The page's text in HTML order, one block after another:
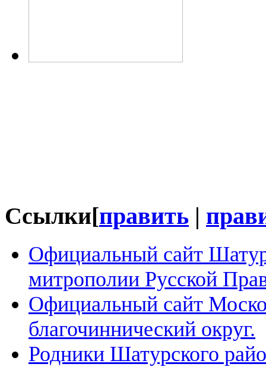
Ссылки[править |
Официальный сайт
митрополии Русской
Официальный сайт
благочиннический округ.
Родники Шатурского